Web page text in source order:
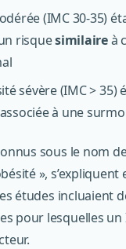
(IMC 30-35)
risquesimilaireà
sévère (IMC > 35)
à une
sous le nom
»,
études incluaient
pour lesquelles un